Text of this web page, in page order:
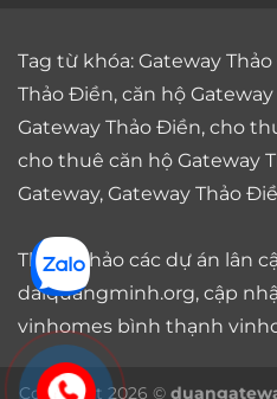
Tag từ khóa: Gateway
Thảo Điền, căn hộ
Gateway Thảo Điền, cho
cho thuê căn hộ Gateway
Gateway, Gateway Thảo
Tham khảo các dự án lân
daiquangminh.org, cập
vinhomes bình thạnh
Copyright 2026 ©